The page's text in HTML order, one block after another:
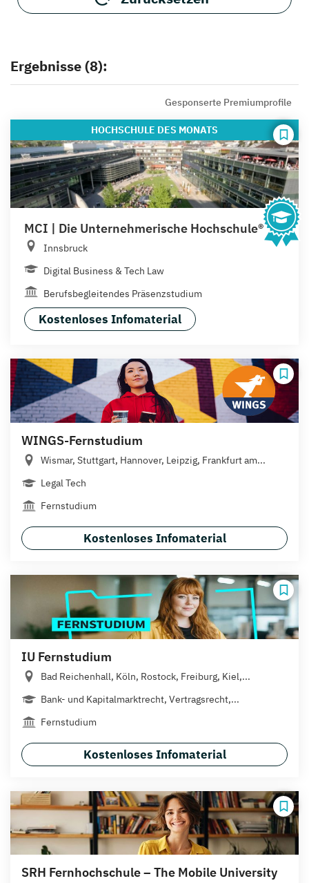
Ergebnisse (8):
Gesponserte Premiumprofile
HOCHSCHULE DES MONATS
MCI | Die Unternehmerische Hochschule®
Innsbruck
Digital Business & Tech Law
Berufsbegleitendes Präsenzstudium
Kostenloses Infomaterial
WINGS-Fernstudium
Wismar, Stuttgart, Hannover, Leipzig, Frankfurt am...
Legal Tech
Fernstudium
Kostenloses Infomaterial
IU Fernstudium
Bad Reichenhall, Köln, Rostock, Freiburg, Kiel,...
Bank- und Kapitalmarktrecht, Vertragsrecht,...
Fernstudium
Kostenloses Infomaterial
SRH Fernhochschule – The Mobile University